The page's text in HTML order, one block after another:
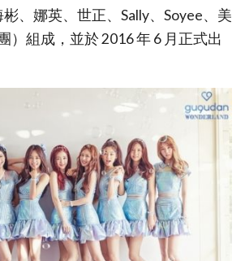
、娜英、世正、Sally、Soyee、美
）組成，並於 2016 年 6 月正式出